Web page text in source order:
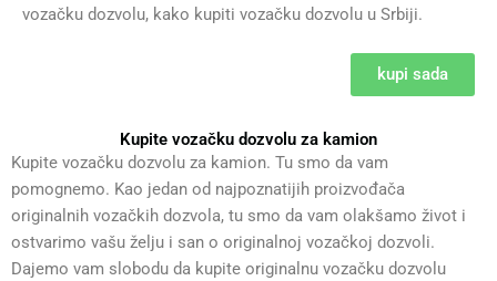
vozačku dozvolu, kako kupiti vozačku dozvolu u Srbiji.
kupi sada
Kupite vozačku dozvolu za kamion
Kupite vozačku dozvolu za kamion. Tu smo da vam
pomognemo. Kao jedan od najpoznatijih proizvođača
originalnih vozačkih dozvola, tu smo da vam olakšamo život i
ostvarimo vašu želju i san o originalnoj vozačkoj dozvoli.
Dajemo vam slobodu da kupite originalnu vozačku dozvolu